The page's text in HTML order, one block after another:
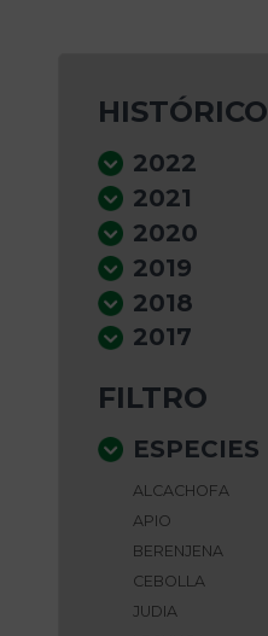
HISTÓRICO
2022
2021
2020
2019
2018
2017
FILTRO
ESPECIES
ALCACHOFA
APIO
BERENJENA
CEBOLLA
JUDIA